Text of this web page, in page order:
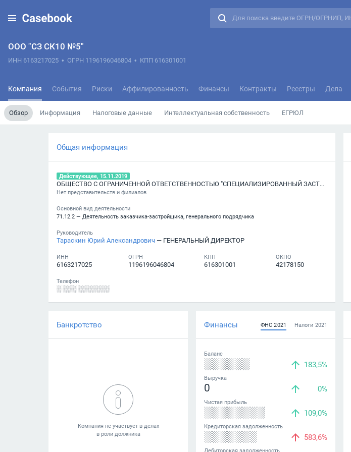
ООО "СЗ СК10 №5"
ИНН 6163217025 • ОГРН 1196196046804 • КПП 616301001
Компания События Риски Аффилированность Финансы Контракты Реестры Дела
Обзор Информация Налоговые данные Интеллектуальная собственность ЕГРЮЛ
Общая информация
Действующее, 15.11.2019
ОБЩЕСТВО С ОГРАНИЧЕННОЙ ОТВЕТСТВЕННОСТЬЮ "СПЕЦИАЛИЗИРОВАННЫЙ ЗАСТРОЙЩИК СК10 №5"
Нет представительств и филиалов
Основной вид деятельности
71.12.2 — Деятельность заказчика-застройщика, генерального подрядчика
Руководитель
Тараскин Юрий Александрович — ГЕНЕРАЛЬНЫЙ ДИРЕКТОР
ИНН
6163217025
ОГРН
1196196046804
КПП
616301001
ОКПО
42178150
Телефон
░ ░░░ ░░░░░░░
Банкротство Финансы ФНС 2021 Налоги 2021
Баланс
░░░░░░ 183,5%
Выручка
0 0%
Чистая прибыль
░░░░░░░░ 109,0%
Кредиторская задолженность
░░░░░░░ 583,6%
Дебиторская задолженность